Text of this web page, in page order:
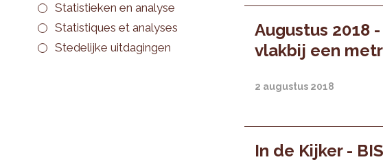
Statistieken en analyse
Statistiques et analyses
Stedelijke uitdagingen
Augustus 2018
vlakbij een
2 augustus 2018
In de Kijker -